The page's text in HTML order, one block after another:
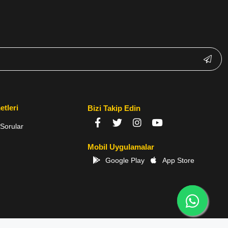
Bizi Takip Edin
Mobil Uygulamalar
Google Play App Store